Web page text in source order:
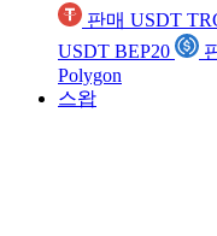
판매 USDT
USDT BEP20
Polygon
스왑